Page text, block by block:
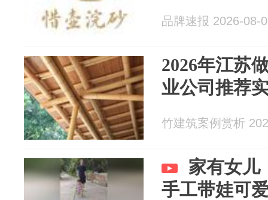
品牌速报 2026-08-
2026年江苏
业公司推荐
竹建筑案例赏析
家有女儿
手工带娃可